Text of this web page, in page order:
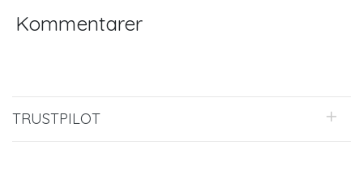
Kommentarer
TRUSTPILOT